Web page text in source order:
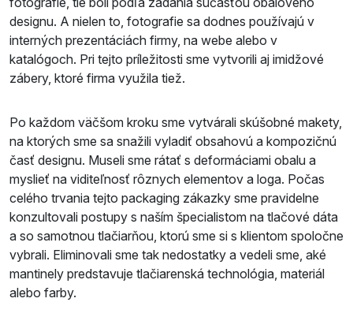
designu. A nielen to, fotografie sa dodnes používajú v
interných prezentáciách firmy, na webe alebo v
katalógoch. Pri tejto príležitosti sme vytvorili aj imidžové
zábery, ktoré firma využila tiež.
Po každom väčšom kroku sme vytvárali skúšobné makety,
na ktorých sme sa snažili vyladiť obsahovú a kompozičnú
časť designu. Museli sme rátať s deformáciami obalu a
myslieť na viditeľnosť rôznych elementov a loga. Počas
celého trvania tejto packaging zákazky sme pravidelne
konzultovali postupy s naším špecialistom na tlačové dáta
a so samotnou tlačiarňou, ktorú sme si s klientom spoločne
vybrali. Eliminovali sme tak nedostatky a vedeli sme, aké
mantinely predstavuje tlačiarenská technológia, materiál
alebo farby.